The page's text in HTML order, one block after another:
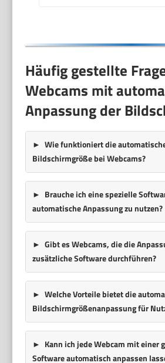
Häufig gestellte
Webcams mit
Anpassung der
Wie funktioniert die
Bildschirmgröße bei Webcams?
Brauche ich eine spezielle
automatische Anpassung zu nutzen?
Gibt es Webcams, die die
zusätzliche Software durchführen?
Welche Vorteile bietet die
Bildschirmgrößenanpassung für
Kann ich jede Webcam mit einer
Software automatisch anpassen